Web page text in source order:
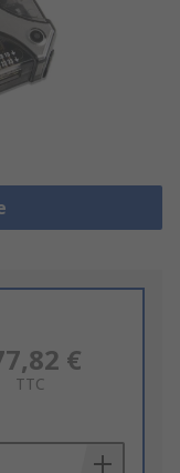
€
TTC